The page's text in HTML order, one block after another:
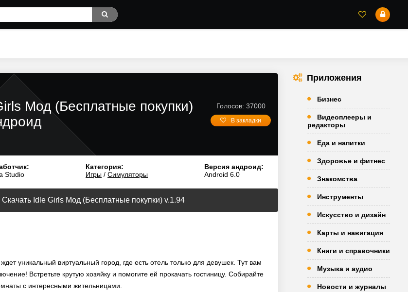
Мод (Бесплатные покупки)
Голосов: 37000
В закладки
Studio
Категория:
Игры / Симуляторы
Версия андроид:
Android 6.0
Скачать Idle Girls Мод (Бесплатные покупки) v.1.94
уникальный виртуальный город, где есть отель только для девушек. Тут вам
Встретьте крутую хозяйку и помогите ей прокачать гостиницу. Собирайте
с интересными жительницами.
Приложения
Бизнес
Видеоплееры и
редакторы
Еда и напитки
Здоровье и фитнес
Знакомства
Инструменты
Искусство и дизайн
Карты и навигация
Книги и справочники
Музыка и аудио
Новости и журналы